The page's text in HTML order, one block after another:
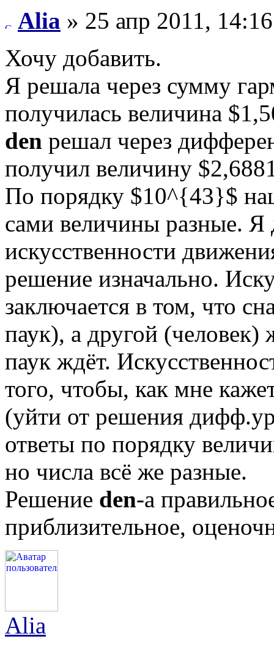
Alia » 25 апр 2011, 14:16
Хочу добавить.
Я решала через сумму
получилась величина
den решал через
получил величину
По порядку $10^{43}$
сами величины разные. Я
искусственности
решение изначально.
заключается в том, что
паук), а другой (человек)
паук ждёт.
того, чтобы, как мне
(уйти от решения
ответы по порядку
но числа всё же разные.
Решение den-а
приблизительное,
Alia